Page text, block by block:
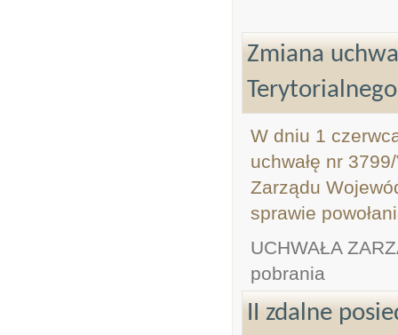
Zmiana
Terytorialnego
W dniu 1
uchwałę nr
Zarządu
sprawie
UCHWAŁA
pobrania
II zdalne